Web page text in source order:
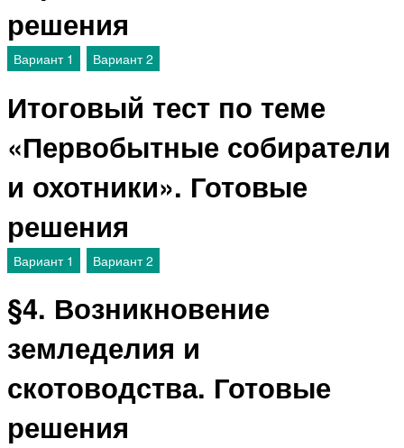
решения
Вариант 1 Вариант 2
Итоговый тест по теме
«Первобытные собиратели
и охотники». Готовые
решения
Вариант 1 Вариант 2
§4. Возникновение
земледелия и
скотоводства. Готовые
решения